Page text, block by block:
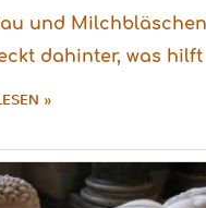
und
dahinter, was hilft
»